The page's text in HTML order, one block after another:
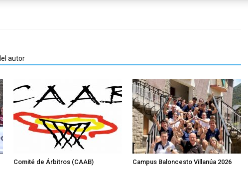
autor
Comité de Árbitros (CAAB) Campus Baloncesto Villanúa 2026